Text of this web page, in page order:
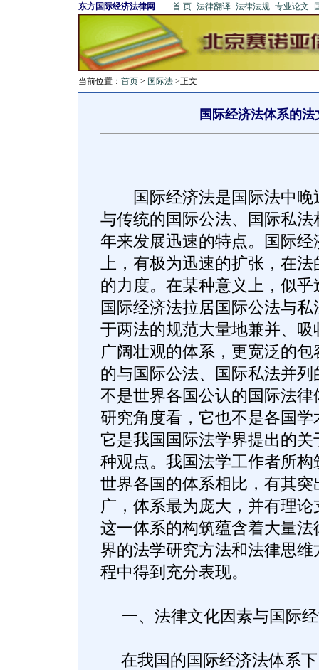
东方国际经济法律网 ·首 页 ·法律翻译 ·法律法规 ·专业论文 ·
当前位置： 首页 > 国际法 >正文
国际经济法体系的
国际经济法是国际法中晚
与传统的国际公法、国际私
年来发展迅速的特点。国际
上，有极为迅速的扩张，在
的力度。在某种意义上，似
国际经济法拉居国际公法与
于两法的规范大量地兼并、
广阔壮观的体系，更宽泛的
的与国际公法、国际私法并
不是世界各国公认的国际法
研究角度看，它也不是各国
它是我国国际法学界提出的
种观点。我国法学工作者所
世界各国的体系相比，有其
广，体系最为庞大，并有理
这一体系的构筑蕴含着大量
界的法学研究方法和法律思
程中得到充分表现。
一、法律文化因素与国际
在我国的国际经济法体系下